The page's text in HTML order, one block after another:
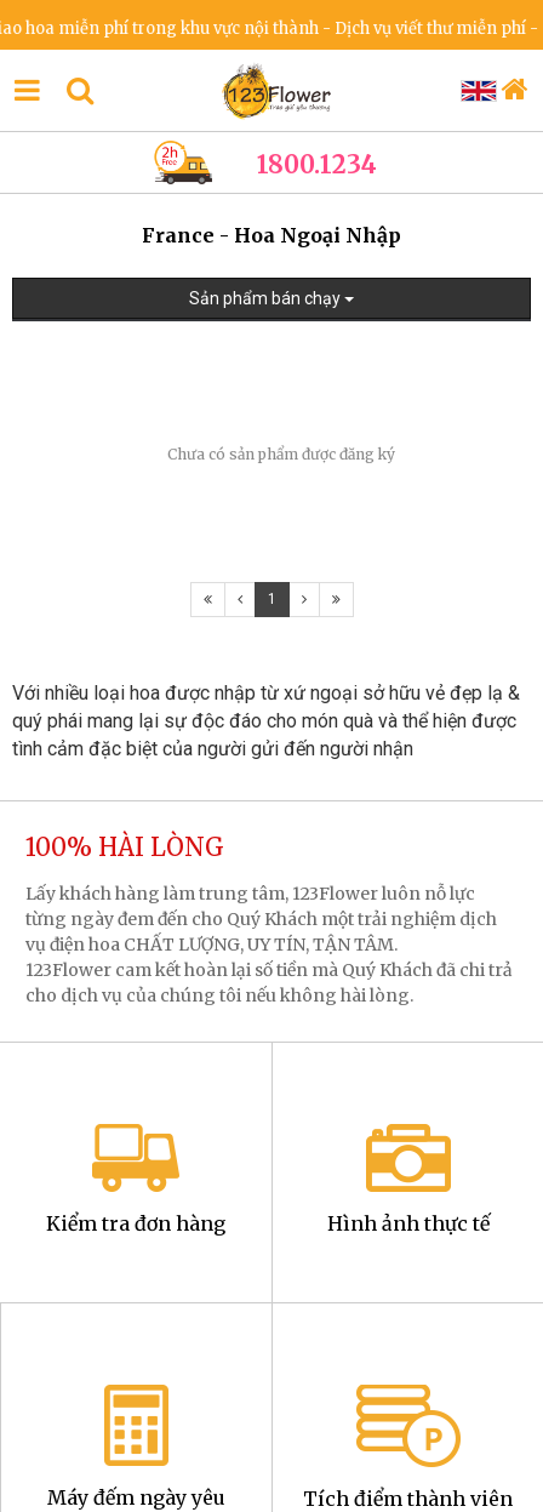
hoa miễn phí trong khu vực nội thành - Dịch vụ viết thư miễn phí -
1800.1234
France - Hoa Ngoại Nhập
Sản phẩm bán chạy
Chưa có sản phẩm được đăng ký
1
Với nhiều loại hoa được nhập từ xứ ngoại sở hữu vẻ đẹp lạ &
quý phái mang lại sự độc đáo cho món quà và thể hiện được
tình cảm đặc biệt của người gửi đến người nhận
100% HÀI LÒNG
Lấy khách hàng làm trung tâm, 123Flower luôn nỗ lực
từng ngày đem đến cho Quý Khách một trải nghiệm dịch
vụ điện hoa CHẤT LƯỢNG, UY TÍN, TẬN TÂM.
123Flower cam kết hoàn lại số tiền mà Quý Khách đã chi trả
cho dịch vụ của chúng tôi nếu không hài lòng.
Kiểm tra đơn hàng Hình ảnh thực tế
Máy đếm ngày yêu Tích điểm thành viên